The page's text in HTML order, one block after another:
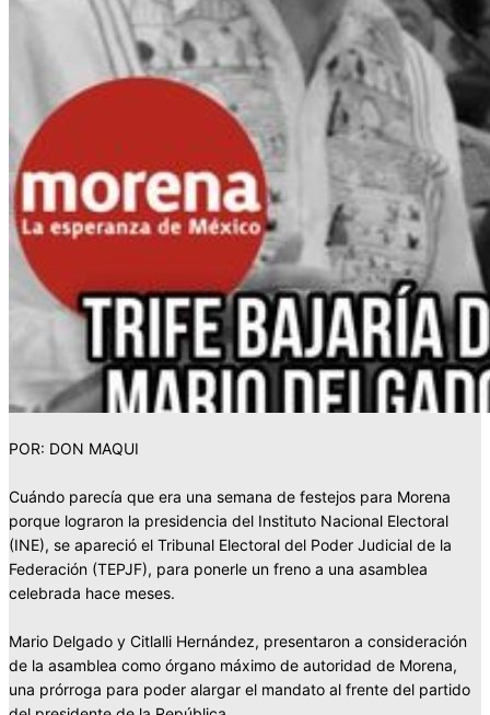
POR: DON MAQUI
Cuándo parecía que era una semana de festejos para Morena
porque lograron la presidencia del Instituto Nacional Electoral
(INE), se apareció el Tribunal Electoral del Poder Judicial de la
Federación (TEPJF), para ponerle un freno a una asamblea
celebrada hace meses.
Mario Delgado y Citlalli Hernández, presentaron a consideración
de la asamblea como órgano máximo de autoridad de Morena,
una prórroga para poder alargar el mandato al frente del partido